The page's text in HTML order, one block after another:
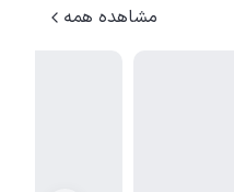
مشاهده همه